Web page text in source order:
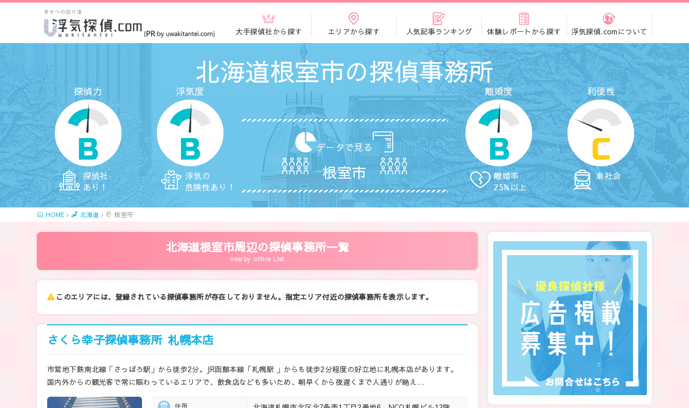
大手探偵社から探す エリアから探す 人気記事ランキング 体験レポートから探す 浮気探偵.comについて
北海道根室市の探偵事務所
探偵力
B
探偵社
あり！
浮気度
B
浮気の
危険性あり！
データで見る
根室市
離婚度
B
離婚率
25%以上
利便性
C
車社会
HOME 北海道 根室市
北海道根室市周辺の探偵事務所一覧
nearby office List
このエリアには、登録されている探偵事務所が存在しておりません。指定エリア付近の探偵事務所を表示します。
さくら幸子探偵事務所 札幌本店
市営地下鉄南北線「さっぽろ駅」から徒歩2分。JR函館本線「札幌駅 」からも徒歩2分程度の好立地に札幌本店があります。
国内外からの観光客で常に賑わっているエリアで、飲食店なども多いため、朝早くから夜遅くまで人通りが絶え…
住所